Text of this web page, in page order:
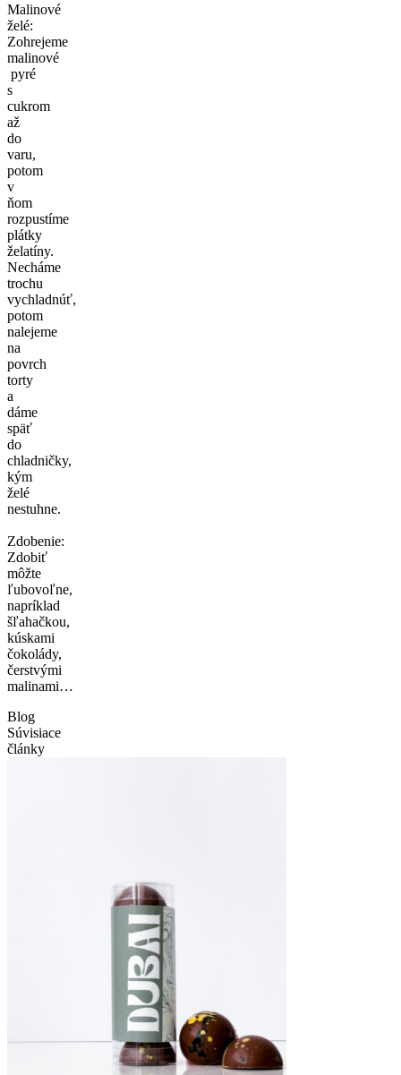
Malinové
želé:
Zohrejeme
malinové
pyré
s
cukrom
až
do
varu,
potom
v
ňom
rozpustíme
plátky
želatíny.
Necháme
trochu
vychladnúť,
potom
nalejeme
na
povrch
torty
a
dáme
späť
do
chladničky,
kým
želé
nestuhne.
Zdobenie:
Zdobiť
môžte
ľubovoľne,
napríklad
šľahačkou,
kúskami
čokolády,
čerstvými
malinami…
Blog
Súvisiace
články